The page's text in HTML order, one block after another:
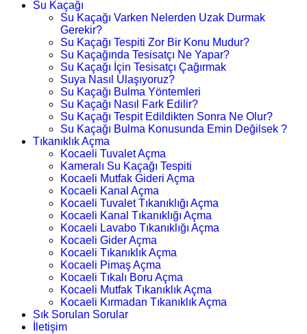
Su Kaçağı
Su Kaçağı Varken Nelerden Uzak Durmak
Gerekir?
Su Kaçağı Tespiti Zor Bir Konu Mudur?
Su Kaçağında Tesisatçı Ne Yapar?
Su Kaçağı İçin Tesisatçı Çağırmak
Suya Nasıl Ulaşıyoruz?
Su Kaçağı Bulma Yöntemleri
Su Kaçağı Nasıl Fark Edilir?
Su Kaçağı Tespit Edildikten Sonra Ne Olur?
Su Kaçağı Bulma Konusunda Emin Değilsek ?
Tıkanıklık Açma
Kocaeli Tuvalet Açma
Kameralı Su Kaçağı Tespiti
Kocaeli Mutfak Gideri Açma
Kocaeli Kanal Açma
Kocaeli Tuvalet Tıkanıklığı Açma
Kocaeli Kanal Tıkanıklığı Açma
Kocaeli Lavabo Tıkanıklığı Açma
Kocaeli Gider Açma
Kocaeli Tıkanıklık Açma
Kocaeli Pimaş Açma
Kocaeli Tıkalı Boru Açma
Kocaeli Mutfak Tıkanıklık Açma
Kocaeli Kırmadan Tıkanıklık Açma
Sık Sorulan Sorular
İletişim